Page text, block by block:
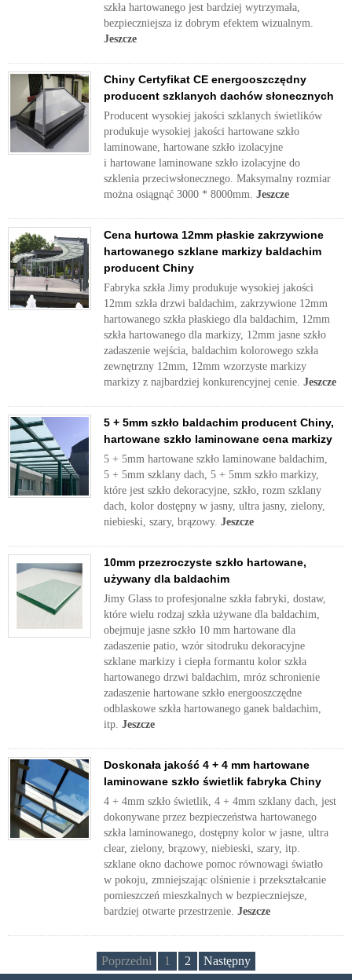
szkła hartowanego jest bardziej wytrzymała,
bezpieczniejsza iz dobrym efektem wizualnym.
Jeszcze
Chiny Certyfikat CE energooszczędny
producent szklanych dachów słonecznych
Producent wysokiej jakości szklanych świetlików
produkuje wysokiej jakości hartowane szkło
laminowane, hartowane szkło izolacyjne
i hartowane laminowane szkło izolacyjne do
szklenia przeciwsłonecznego. Maksymalny rozmiar
można osiągnąć 3000 * 8000mm. Jeszcze
Cena hurtowa 12mm płaskie zakrzywione
hartowanego szklane markizy baldachim
producent Chiny
Fabryka szkła Jimy produkuje wysokiej jakości
12mm szkła drzwi baldachim, zakrzywione 12mm
hartowanego szkła płaskiego dla baldachim, 12mm
szkła hartowanego dla markizy, 12mm jasne szkło
zadaszenie wejścia, baldachim kolorowego szkła
zewnętrzny 12mm, 12mm wzorzyste markizy
markizy z najbardziej konkurencyjnej cenie. Jeszcze
5 + 5mm szkło baldachim producent Chiny,
hartowane szkło laminowane cena markizy
5 + 5mm hartowane szkło laminowane baldachim,
5 + 5mm szklany dach, 5 + 5mm szkło markizy,
które jest szkło dekoracyjne, szkło, rozm szklany
dach, kolor dostępny w jasny, ultra jasny, zielony,
niebieski, szary, brązowy. Jeszcze
10mm przezroczyste szkło hartowane,
używany dla baldachim
Jimy Glass to profesjonalne szkła fabryki, dostaw,
które wielu rodzaj szkła używane dla baldachim,
obejmuje jasne szkło 10 mm hartowane dla
zadaszenie patio, wzór sitodruku dekoracyjne
szklane markizy i ciepła formantu kolor szkła
hartowanego drzwi baldachim, mróz schronienie
zadaszenie hartowane szkło energooszczędne
odblaskowe szkła hartowanego ganek baldachim,
itp. Jeszcze
Doskonała jakość 4 + 4 mm hartowane
laminowane szkło świetlik fabryka Chiny
4 + 4mm szkło świetlik, 4 + 4mm szklany dach, jest
dokonywane przez bezpieczeństwa hartowanego
szkła laminowanego, dostępny kolor w jasne, ultra
clear, zielony, brązowy, niebieski, szary, itp.
szklane okno dachowe pomoc równowagi światło
w pokoju, zmniejszając olśnienie i przekształcanie
pomieszczeń mieszkalnych w bezpieczniejsze,
bardziej otwarte przestrzenie. Jeszcze
Poprzedni 1 2 Następny